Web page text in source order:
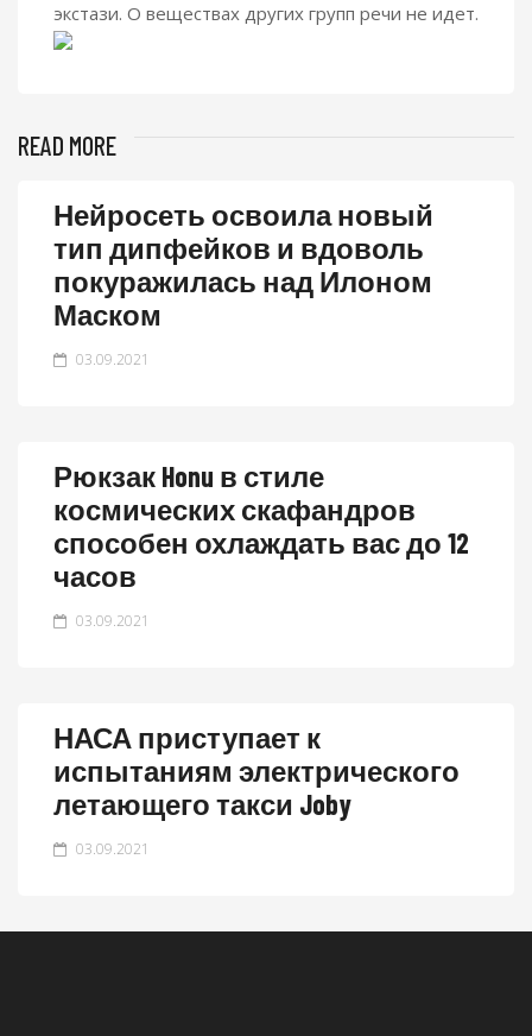
экстази. О веществах других групп речи не идет.
READ MORE
Нейросеть освоила новый
тип дипфейков и вдоволь
покуражилась над Илоном
Маском
03.09.2021
Рюкзак Honu в стиле
космических скафандров
способен охлаждать вас до 12
часов
03.09.2021
НАСА приступает к
испытаниям электрического
летающего такси Joby
03.09.2021